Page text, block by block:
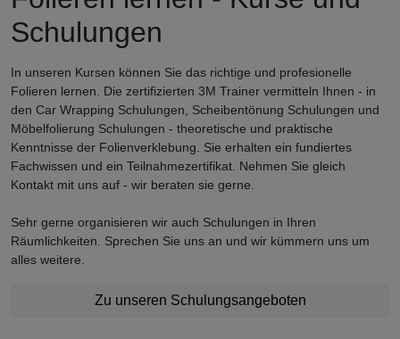
Schulungen
In unseren Kursen können Sie das richtige und profesionelle
Folieren lernen. Die zertifizierten 3M Trainer vermitteln Ihnen - in
den Car Wrapping Schulungen, Scheibentönung Schulungen und
Möbelfolierung Schulungen - theoretische und praktische
Kenntnisse der Folienverklebung. Sie erhalten ein fundiertes
Fachwissen und ein Teilnahmezertifikat. Nehmen Sie gleich
Kontakt mit uns auf - wir beraten sie gerne.
Sehr gerne organisieren wir auch Schulungen in Ihren
Räumlichkeiten. Sprechen Sie uns an und wir kümmern uns um
alles weitere.
Zu unseren Schulungsangeboten